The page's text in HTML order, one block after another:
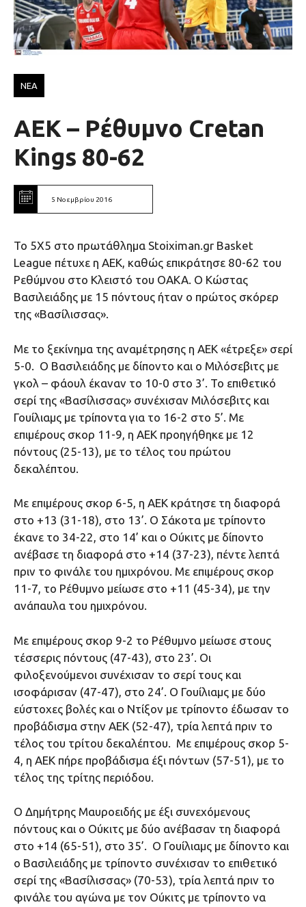
ΝΕΑ
AEK – Ρέθυμνο Cretan
Kings 80-62
5 Νοεμβρίου 2016
Το 5Χ5 στο πρωτάθλημα Stoiximan.gr Basket
League πέτυχε η ΑΕΚ, καθώς επικράτησε 80-62 του
Ρεθύμνου στο Κλειστό του ΟΑΚΑ. Ο Κώστας
Βασιλειάδης με 15 πόντους ήταν ο πρώτος σκόρερ
της «Βασίλισσας».
Με το ξεκίνημα της αναμέτρησης η ΑΕΚ «έτρεξε» σερί
5-0. Ο Βασιλειάδης με δίποντο και ο Μιλόσεβιτς με
γκολ – φάουλ έκαναν το 10-0 στο 3’. Το επιθετικό
σερί της «Βασίλισσας» συνέχισαν Μιλόσεβιτς και
Γουίλιαμς με τρίποντα για το 16-2 στο 5’. Με
επιμέρους σκορ 11-9, η ΑΕΚ προηγήθηκε με 12
πόντους (25-13), με το τέλος του πρώτου
δεκαλέπτου.
Με επιμέρους σκορ 6-5, η ΑΕΚ κράτησε τη διαφορά
στο +13 (31-18), στο 13’. Ο Σάκοτα με τρίποντο
έκανε το 34-22, στο 14’ και ο Ούκιτς με δίποντο
ανέβασε τη διαφορά στο +14 (37-23), πέντε λεπτά
πριν το φινάλε του ημιχρόνου. Με επιμέρους σκορ
11-7, το Ρέθυμνο μείωσε στο +11 (45-34), με την
ανάπαυλα του ημιχρόνου.
Με επιμέρους σκορ 9-2 το Ρέθυμνο μείωσε στους
τέσσερις πόντους (47-43), στο 23’. Οι
φιλοξενούμενοι συνέχισαν το σερί τους και
ισοφάρισαν (47-47), στο 24’. Ο Γουίλιαμς με δύο
εύστοχες βολές και ο Ντίξον με τρίποντο έδωσαν το
προβάδισμα στην ΑΕΚ (52-47), τρία λεπτά πριν το
τέλος του τρίτου δεκαλέπτου. Με επιμέρους σκορ 5-
4, η ΑΕΚ πήρε προβάδισμα έξι πόντων (57-51), με το
τέλος της τρίτης περιόδου.
Ο Δημήτρης Μαυροειδής με έξι συνεχόμενους
πόντους και ο Ούκιτς με δύο ανέβασαν τη διαφορά
στο +14 (65-51), στο 35’. Ο Γουίλιαμς με δίποντο και
ο Βασιλειάδης με τρίποντο συνέχισαν το επιθετικό
σερί της «Βασίλισσας» (70-53), τρία λεπτά πριν το
φινάλε του αγώνα με τον Ούκιτς με τρίποντο να